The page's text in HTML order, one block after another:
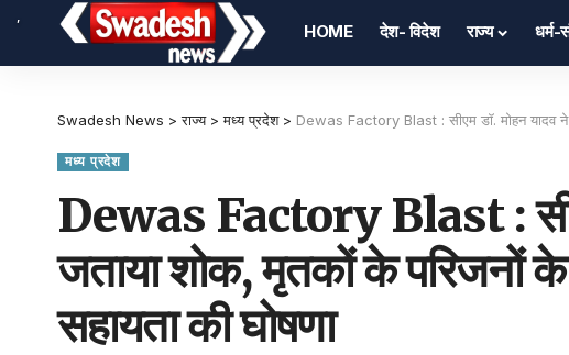
,
HOME देश- विदेश राज्य धर्म-
Swadesh News >राज्य>मध्य प्रदेश> Dewas Factory Blast : सीएम डॉ. मोहन यादव
मध्य प्रदेश
Dewas Factory Blast :
जताया शोक, मृतकों के परिजनों
सहायता की घोषणा